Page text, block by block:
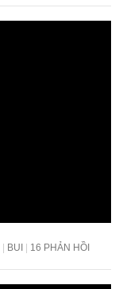
BUI 16 PHẢN HỒI